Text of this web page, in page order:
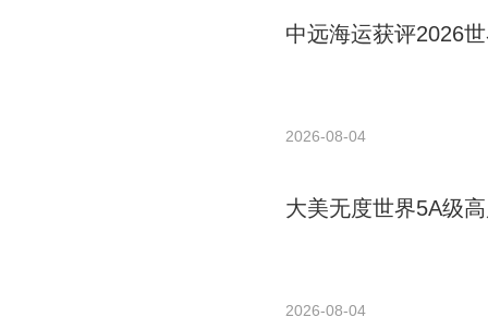
中远海运获评2026
2026-08-04
大美无度世界5A级
2026-08-04